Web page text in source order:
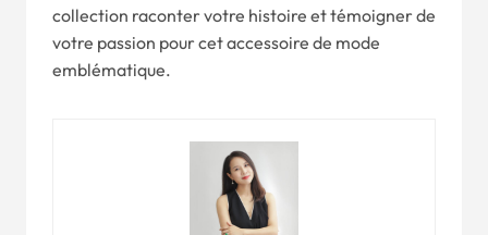
collection raconter votre histoire et témoigner de
votre passion pour cet accessoire de mode
emblématique.